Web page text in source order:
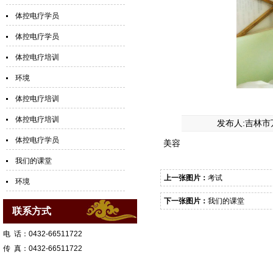
体控电疗学员
体控电疗学员
体控电疗培训
环境
体控电疗培训
体控电疗培训
体控电疗学员
我们的课堂
环境
联系方式
电 话：0432-66511722
传 真：0432-66511722
发布人:吉林
美容
上一张图片： 考试
下一张图片： 我们的课堂